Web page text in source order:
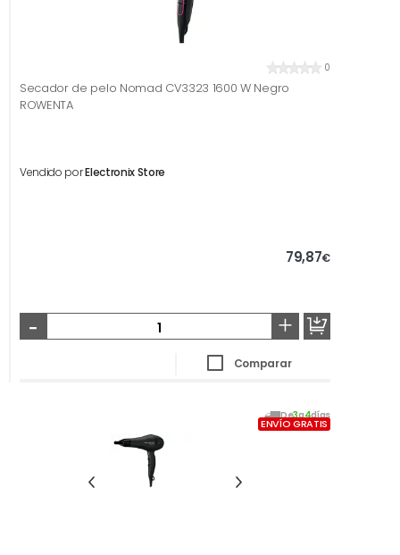
0
Secador de pelo Nomad CV3323 1600 W Negro
ROWENTA
Vendido porElectronix Store
79,87€
- +
Comparar
De3a4días
ENVÍO GRATIS